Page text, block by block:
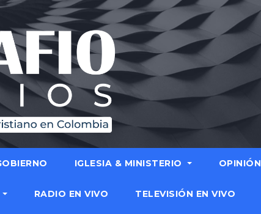
IGLESIA & MINISTERIO OPINIÓN
RADIO EN VIVO TELEVISIÓN EN VIVO